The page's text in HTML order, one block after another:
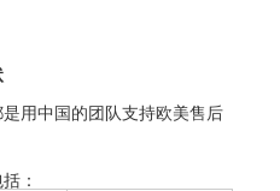
用中国的团队支持欧美售后
：